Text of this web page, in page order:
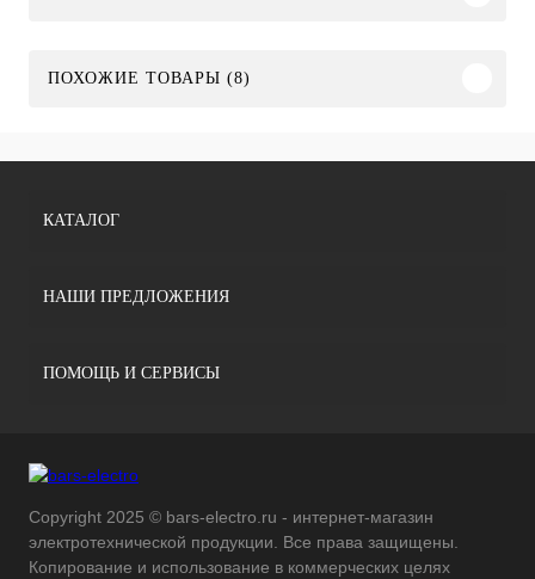
ПОХОЖИЕ ТОВАРЫ (8)
КАТАЛОГ
НАШИ ПРЕДЛОЖЕНИЯ
ПОМОЩЬ И СЕРВИСЫ
Copyright 2025 © bars-electro.ru - интернет-магазин
электротехнической продукции. Все права защищены.
Копирование и использование в коммерческих целях